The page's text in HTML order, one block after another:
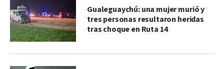
Gualeguaychú: una mujer murió y
tres personas resultaron heridas
tras choque en Ruta 14